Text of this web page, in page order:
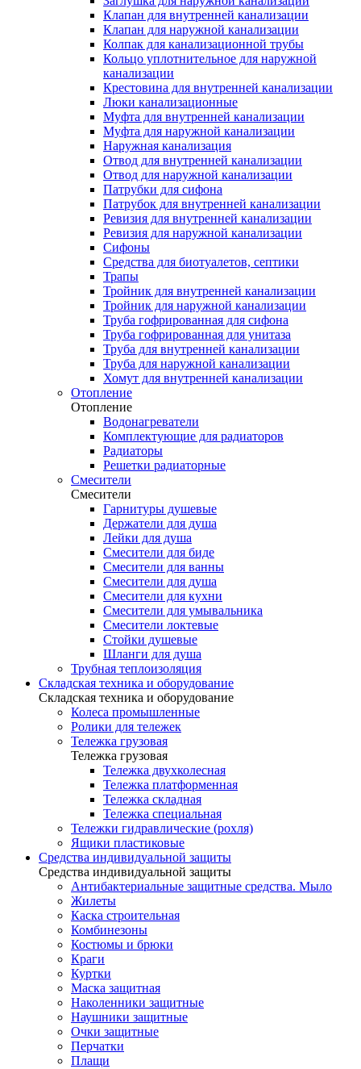
Клапан для внутренней канализации
Клапан для наружной канализации
Колпак для канализационной трубы
Кольцо уплотнительное для наружной
канализации
Крестовина для внутренней канализации
Люки канализационные
Муфта для внутренней канализации
Муфта для наружной канализации
Наружная канализация
Отвод для внутренней канализации
Отвод для наружной канализации
Патрубки для сифона
Патрубок для внутренней канализации
Ревизия для внутренней канализации
Ревизия для наружной канализации
Сифоны
Средства для биотуалетов, септики
Трапы
Тройник для внутренней канализации
Тройник для наружной канализации
Труба гофрированная для сифона
Труба гофрированная для унитаза
Труба для внутренней канализации
Труба для наружной канализации
Хомут для внутренней канализации
Отопление
Отопление
Водонагреватели
Комплектующие для радиаторов
Радиаторы
Решетки радиаторные
Смесители
Смесители
Гарнитуры душевые
Держатели для душа
Лейки для душа
Смесители для биде
Смесители для ванны
Смесители для душа
Смесители для кухни
Смесители для умывальника
Смесители локтевые
Стойки душевые
Шланги для душа
Трубная теплоизоляция
Складская техника и оборудование
Складская техника и оборудование
Колеса промышленные
Ролики для тележек
Тележка грузовая
Тележка грузовая
Тележка двухколесная
Тележка платформенная
Тележка складная
Тележка специальная
Тележки гидравлические (рохля)
Ящики пластиковые
Средства индивидуальной защиты
Средства индивидуальной защиты
Антибактериальные защитные средства. Мыло
Жилеты
Каска строительная
Комбинезоны
Костюмы и брюки
Краги
Куртки
Маска защитная
Наколенники защитные
Наушники защитные
Очки защитные
Перчатки
Плащи